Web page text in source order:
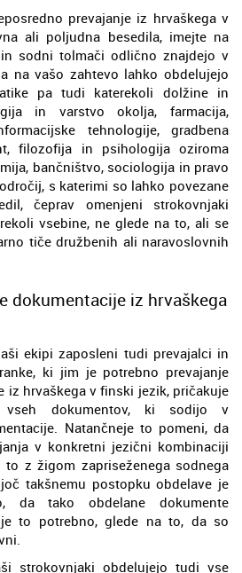
prevajanje iz hrvaškega v
ali poljudna besedila, imejte na
sodni tolmači odlično znajdejo v
na vašo zahtevo lahko obdelujejo
pa tudi katerekoli dolžine in
in varstvo okolja, farmacija,
tehnologije, gradbena
filozofija in psihologija oziroma
bančništvo, sociologija in pravo
s katerimi so lahko povezane
čeprav omenjeni strokovnjaki
vsebine, ne glede na to, ali se
tiče družbenih ali naravoslovnih
dokumentacije iz hrvaškega
ekipi zaposleni tudi prevajalci in
ki jim je potrebno prevajanje
iz hrvaškega v finski jezik, pričakuje
vseh dokumentov, ki sodijo v
Natančneje to pomeni, da
v konkretni jezični kombinaciji
z žigom zapriseženega sodnega
takšnemu postopku obdelave je
da tako obdelane dokumente
je to potrebno, glede na to, da so
strokovnjaki obdelujejo tudi vse